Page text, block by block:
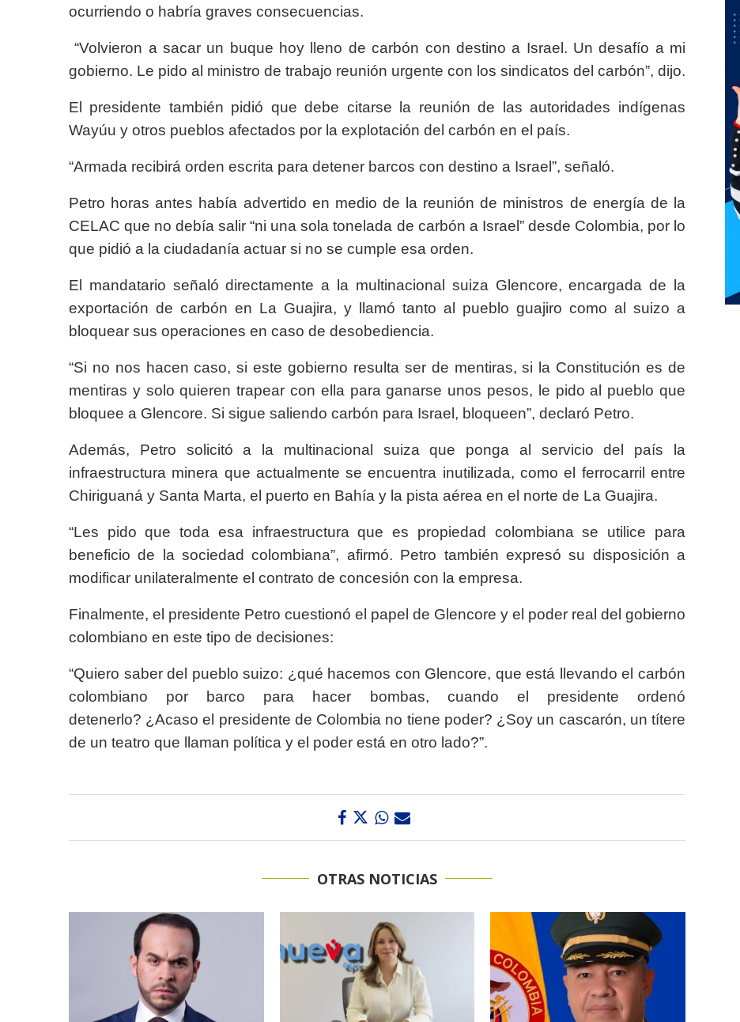
ocurriendo o habría graves consecuencias.
“Volvieron a sacar un buque hoy lleno de carbón con destino a Israel. Un desafío a mi
gobierno. Le pido al ministro de trabajo reunión urgente con los sindicatos del carbón”, dijo.
El presidente también pidió que debe citarse la reunión de las autoridades indígenas
Wayúu y otros pueblos afectados por la explotación del carbón en el país.
“Armada recibirá orden escrita para detener barcos con destino a Israel”, señaló.
Petro horas antes había advertido en medio de la reunión de ministros de energía de la
CELAC que no debía salir “ni una sola tonelada de carbón a Israel” desde Colombia, por lo
que pidió a la ciudadanía actuar si no se cumple esa orden.
El mandatario señaló directamente a la multinacional suiza Glencore, encargada de la
exportación de carbón en La Guajira, y llamó tanto al pueblo guajiro como al suizo a
bloquear sus operaciones en caso de desobediencia.
“Si no nos hacen caso, si este gobierno resulta ser de mentiras, si la Constitución es de
mentiras y solo quieren trapear con ella para ganarse unos pesos, le pido al pueblo que
bloquee a Glencore. Si sigue saliendo carbón para Israel, bloqueen”, declaró Petro.
Además, Petro solicitó a la multinacional suiza que ponga al servicio del país la
infraestructura minera que actualmente se encuentra inutilizada, como el ferrocarril entre
Chiriguaná y Santa Marta, el puerto en Bahía y la pista aérea en el norte de La Guajira.
“Les pido que toda esa infraestructura que es propiedad colombiana se utilice para
beneficio de la sociedad colombiana”, afirmó. Petro también expresó su disposición a
modificar unilateralmente el contrato de concesión con la empresa.
Finalmente, el presidente Petro cuestionó el papel de Glencore y el poder real del gobierno
colombiano en este tipo de decisiones:
“Quiero saber del pueblo suizo: ¿qué hacemos con Glencore, que está llevando el carbón
colombiano por barco para hacer bombas, cuando el presidente ordenó
detenerlo? ¿Acaso el presidente de Colombia no tiene poder? ¿Soy un cascarón, un títere
de un teatro que llaman política y el poder está en otro lado?”.
OTRAS NOTICIAS